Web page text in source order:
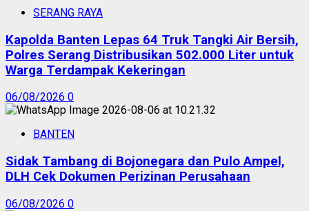
SERANG RAYA
Kapolda Banten Lepas 64 Truk Tangki Air Bersih,
Polres Serang Distribusikan 502.000 Liter untuk
Warga Terdampak Kekeringan
06/08/2026 0
BANTEN
Sidak Tambang di Bojonegara dan Pulo Ampel,
DLH Cek Dokumen Perizinan Perusahaan
06/08/2026 0